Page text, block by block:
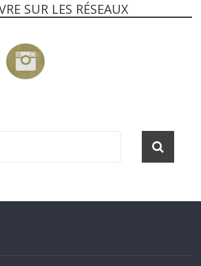
SUR LES RÉSEAUX